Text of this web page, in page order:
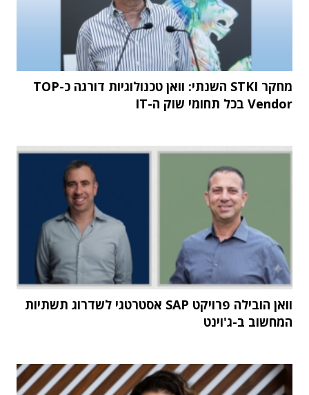
מחקר STKI השנתי: וואן טכנולוגיות דורגה כ-TOP
Vendor בכל תחומי שוק ה-IT
וואן הובילה פרויקט SAP אסטרטגי לשדרוג תשתיות
המחשוב ב-ג'וינט